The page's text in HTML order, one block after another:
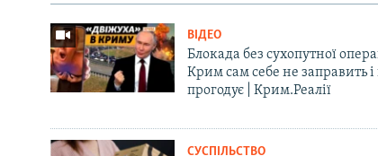
ВІДЕО
Блокада без сухопутної
Крим сам себе не заправить і
прогодує | Крим.Реалії
СУСПІЛЬСТВО